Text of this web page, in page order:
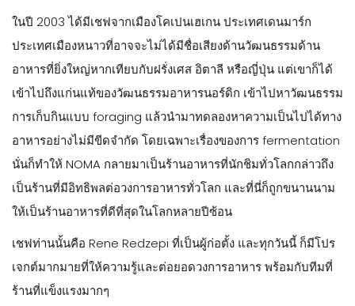
ในปี 2003 ได้มีเชฟจากเมืองโคเปนเฮเกน ประเทศเดนมาร์ก
ประเทศเมืองหนาวที่อาจจะไม่ได้มีชื่อเสียงด้านวัฒนธรรมด้าน
อาหารที่ยิ่งใหญ่หากเทียบกับฝรั่งเศส อิตาลี หรือญี่ปุ่น แต่เขาก็ได้
เข้าไปถึงแก่นแท้ของวัฒนธรรมอาหารนอร์ดิก เข้าไปหาวัฒนธรรม
การเก็บกินแบบ foraging แล้วนำมาทดลองหาความเป็นไปได้ทาง
อาหารอย่างไม่มีขีดจำกัด โดยเฉพาะเรื่องของการ fermentation
นั่นก็ทำให้ NOMA กลายมาเป็นร้านอาหารที่นักชิมทั่วโลกกล่าวถึง
เป็นร้านที่มีอิทธิพลต่อวงการอาหารทั่วโลก และที่นี่ก็ถูกขนานนาม
ให้เป็นร้านอาหารที่ดีที่สุดในโลกหลายปีซ้อน
เชฟท่านนั้นคือ Rene Redzepi ที่เป็นผู้ก่อตั้ง และทุกวันนี้ ก็มีโปร
เจกต์มากมายที่ให้ความรู้และต่อยอดวงการอาหาร พร้อมกับทีมที่
ร้านที่แข็งแรงมากๆ